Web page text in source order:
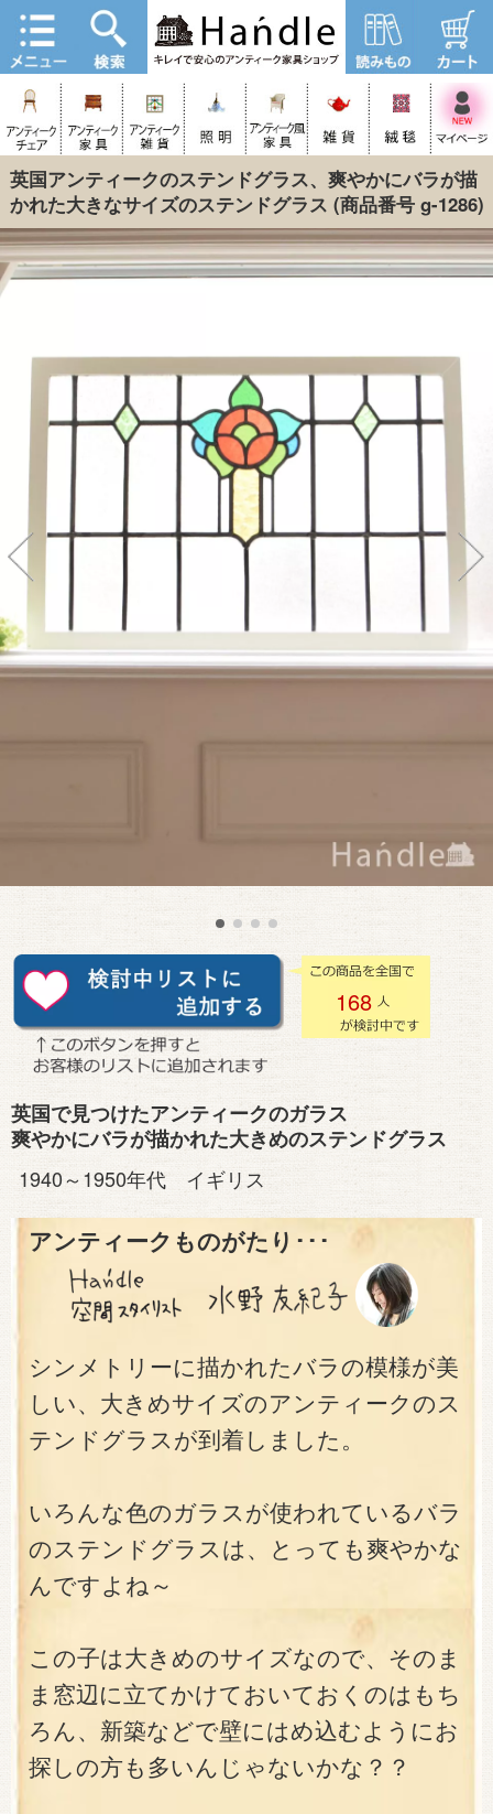
英国アンティークのステンドグラス、爽やかにバラが描
かれた大きなサイズのステンドグラス (商品番号 g-1286)
168
英国で見つけたアンティークのガラス
爽やかにバラが描かれた大きめのステンドグラス
1940～1950年代 イギリス
アンティークものがたり･･･
シンメトリーに描かれたバラの模様が美
しい、大きめサイズのアンティークのス
テンドグラスが到着しました。
いろんな色のガラスが使われているバラ
のステンドグラスは、とっても爽やかな
んですよね～
この子は大きめのサイズなので、そのま
ま窓辺に立てかけておいておくのはもち
ろん、新築などで壁にはめ込むようにお
探しの方も多いんじゃないかな？？